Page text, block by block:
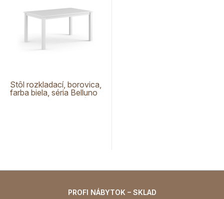
Stôl rozkladací, borovica,
farba biela, séria Belluno
Elegante, rozmer 93/150-
PROFI NÁBYTOK – SKLAD